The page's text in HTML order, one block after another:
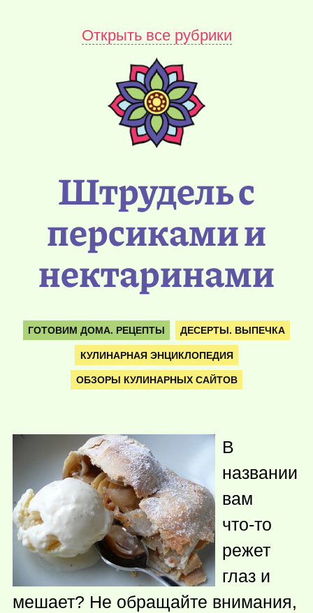
Открыть все рубрики
Штрудель с
персиками и
нектаринами
ГОТОВИМ ДОМА. РЕЦЕПТЫ ДЕСЕРТЫ. ВЫПЕЧКА
КУЛИНАРНАЯ ЭНЦИКЛОПЕДИЯ
ОБЗОРЫ КУЛИНАРНЫХ САЙТОВ
В
названии
вам
что-то
режет
глаз и
мешает? Не обращайте внимания,